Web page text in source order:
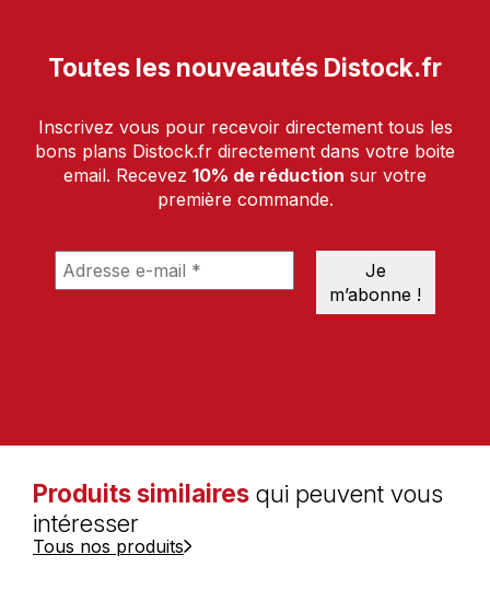
Toutes les nouveautés Distock.fr
Inscrivez vous pour recevoir directement tous les
bons plans Distock.fr directement dans votre boite
email. Recevez 10% de réduction sur votre
première commande.
Produits similaires qui peuvent vous
intéresser
Tous nos produits